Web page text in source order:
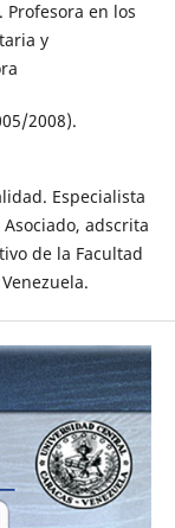
en los
y
2008).
Especialista
adscrita
de la Facultad